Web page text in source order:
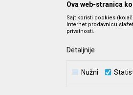
što precizniji u opisu proizvoda, prikazu
Ova web-stranica
Sajt koristi cookies
Internet prodavnicu
privatnosti.
Detaljnije
Nužni